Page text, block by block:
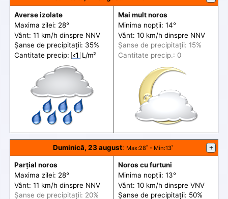
Averse izolate
Maxima zilei: 28°
Vânt: 11 km/h dinspre NNV
Șanse de precipitații: 35%
Cantitate precip: ‹1 L/m²
Mai mult noros
Minima nopții: 14°
Vânt: 10 km/h dinspre NNV
Șanse de precipitații: 15%
Cantitate precip.: 0
Duminică, 23 august: Max:28˚ - Min:13˚ +
Parțial noros
Maxima zilei: 28°
Vânt: 11 km/h dinspre NNV
Șanse de precipitații: 20%
Noros cu furtuni
Minima nopții: 13°
Vânt: 10 km/h dinspre VNV
Șanse de precipitații: 50%